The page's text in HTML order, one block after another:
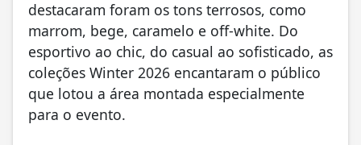
destacaram foram os tons terrosos, como
marrom, bege, caramelo e off-white. Do
esportivo ao chic, do casual ao sofisticado, as
coleções Winter 2026 encantaram o público
que lotou a área montada especialmente
para o evento.